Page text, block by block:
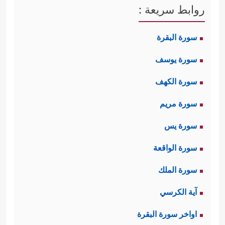
ٱلۡمُرۡسَلِینَ﴿٣﴾ عَلَىٰ صِرَ ٰ⁠طࣲ مُّسۡتَقِیمࣲ
ٱلۡعَزِیزِ ٱلرَّحِیمِ
غَـٰفِلُونَ﴾
ثلاث صفات ربَّانية: الحكمة، والعزَّة،
والرحمة، وهذه صفاتٌ كامِلةٌ مُتكاملةٌ،
عبَّرَت بشكلٍ واضِحٍ عن كمال هذه
الرسالة، فهي رسالةُ العلم والحكمة:
روابط سريعة :
سورة البقرة
سورة يوسف
سورة الكهف
سورة مريم
سورة يس
سورة الواقعة
سورة الملك
آية الكرسي
اواخر سورة البقرة